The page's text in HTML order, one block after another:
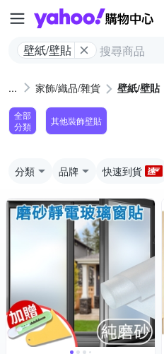
壁紙/壁貼
家飾/織品/雜貨 壁紙/壁貼
全部
分類
其他裝飾壁貼
分類 品牌 快速到貨